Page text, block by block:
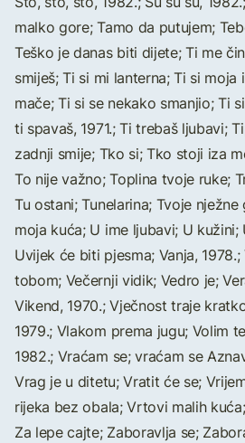
malko gore; Tamo da putujem;
Teško je danas biti dijete; Ti me
smiješ; Ti si mi lanterna; Ti si moja
mače; Ti si se nekako smanjio; Ti
ti spavaš, 1971.; Ti trebaš ljubavi;
zadnji smije; Tko si; Tko stoji iza
To nije važno; Toplina tvoje ruke;
Tu ostani; Tunelarina; Tvoje
moja kuća; U ime ljubavi; U kužini;
Uvijek će biti pjesma; Vanja,
tobom; Večernji vidik; Vedro je;
Vikend, 1970.; Vječnost traje
1979.; Vlakom prema jugu; Volim
1982.; Vraćam se; vraćam se
Vrag je u ditetu; Vratit će se;
rijeka bez obala; Vrtovi malih
Za lepe cajte; Zaboravlja se;